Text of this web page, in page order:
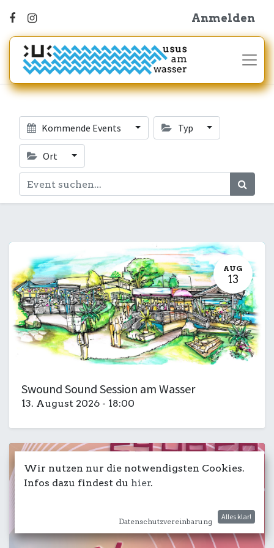
Anmelden
Kommende Events Typ
Ort
AUG
13
Swound Sound Session am Wasser
13. August 2026 - 18:00
AUG
Wir nutzen nur die notwendigsten Cookies.
Infos dazu findest du hier.
Datenschutzvereinbarung
Alles klar!